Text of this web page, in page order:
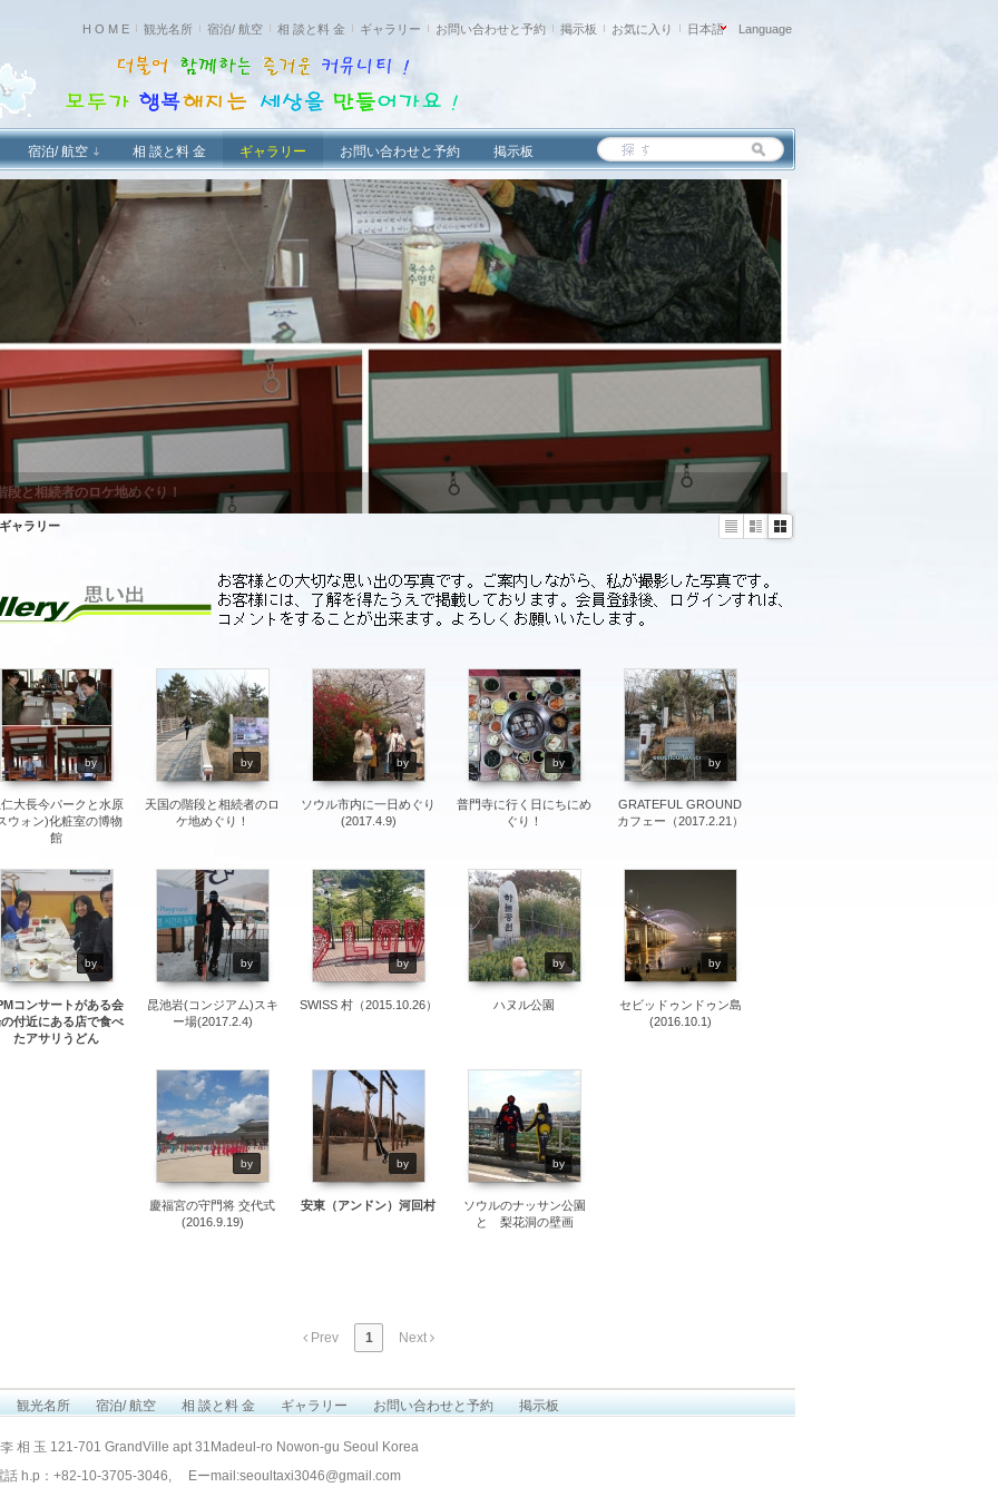
H O M E 観光名所 宿泊/ 航空 相 談と料 金 ギャラリー お問い合わせと予約 掲示板 お気に入り 日本語 Language
宿泊/ 航空 相 談と料 金 ギャラリー お問い合わせと予約 掲示板
段と相続者のロケ地めぐり！
ギャラリー
Li
Zi
e
G
r
by
11185
大長今パークと水原
ウォン)化粧室の博物
館
by
11107
天国の階段と相続者のロ
ケ地めぐり！
by
11684
ソウル市内に一日めぐり
(2017.4.9)
by
11765
普門寺に行く日にちにめ
ぐり！
by
11644
GRATEFUL GROUND
カフェー（2017.2.21）
by
コンサートがある会
付近にある店で食べ
たアサリうどん
by
12642
昆池岩(コンジアム)スキ
ー場(2017.2.4)
by
13709
SWISS 村（2015.10.26）
by
13750
ハヌル公園
by
セビッドゥンドゥン島
(2016.10.1)
by
12160
慶福宮の守門将 交代式
(2016.9.19)
by
13847
安東（アンドン）河回村
by
ソウルのナッサン公園
と 梨花洞の壁画
Prev 1 Next
観光名所 宿泊/ 航空 相 談と料 金 ギャラリー お問い合わせと予約 掲示板
相 玉 121-701 GrandVille apt 31Madeul-ro Nowon-gu Seoul Korea
話 h.p：+82-10-3705-3046, Eーmail:seoultaxi3046@gmail.com